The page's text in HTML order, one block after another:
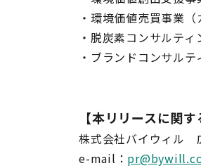
・環境価値売買事業
・脱炭素コンサルティ
・ブランドコンサルテ
【本リリースに関
株式会社バイウィル
e-mail：